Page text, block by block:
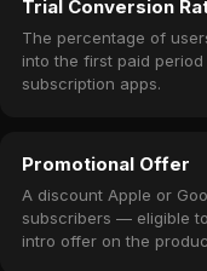
Trial Conversion
The percentage of
into the first paid
subscription apps.
Promotional Offer
A discount Apple or
subscribers — eligible
intro offer on the